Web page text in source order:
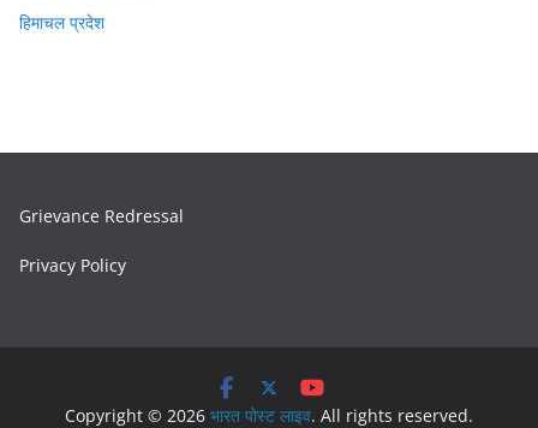
हिमाचल प्रदेश
Grievance Redressal
Privacy Policy
Copyright © 2026 भारत पोस्ट लाइव. All rights reserved.